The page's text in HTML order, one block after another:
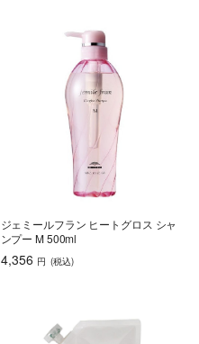
ジェミールフラン ヒートグロス シャ
ンプー M 500ml
4,356 円 (税込)